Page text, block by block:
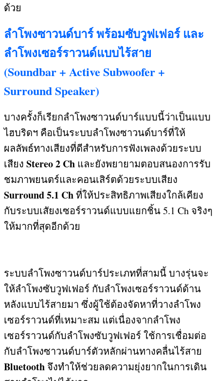
ด้วย
ลำโพงซาวนด์บาร์ พร้อมซับวูฟเฟอร์ และ
ลำโพงเซอร์ราวนด์แบบไร้สาย
(Soundbar + Active Subwoofer +
Surround Speaker)
บางครั้งก็เรียกลำโพงซาวนด์บาร์แบบนี้ว่าเป็นแบบ
ไฮบริดฯ คือเป็นระบบลำโพงซาวนด์บาร์ที่ให้
ผลลัพธ์ทางเสียงที่ดีสำหรับการฟังเพลงด้วยระบบ
เสียง Stereo 2 Ch และยังพยายามตอบสนองการรับ
ชมภาพยนตร์และคอนเสิร์ตด้วยระบบเสียง
Surround 5.1 Chที่ให้ประสิทธิภาพเสียงใกล้เคียง
กับระบบเสัยงเซอร์ราวนด์แบบแยกชิ้น5.1 Ch จริงๆ
ให้มากที่สุดอีกด้วย
ระบบลำโพงซาวนด์บาร์ประเภทที่สามนี้ บางรุ่นจะ
ให้ลำโพงซับวูฟเฟอร์ กับลำโพงเซอร์ราวนด์ด้าน
หลังแบบไร้สายมา ซึ่งผู้ใช้ต้องจัดหาที่วางลำโพง
เซอร์ราวนด์ที่เหมาะสม แต่เนื่องจากลำโพง
เซอร์ราวนด์กับลำโพงซับวูฟเฟอร์ ใช้การเชื่อมต่อ
กับลำโพงซาวนด์บาร์ตัวหลักผ่านทางคลื่นไร้สาย
Bluetooth จึงทำให้ช่วยลดความยุ่งยากในการเดิน